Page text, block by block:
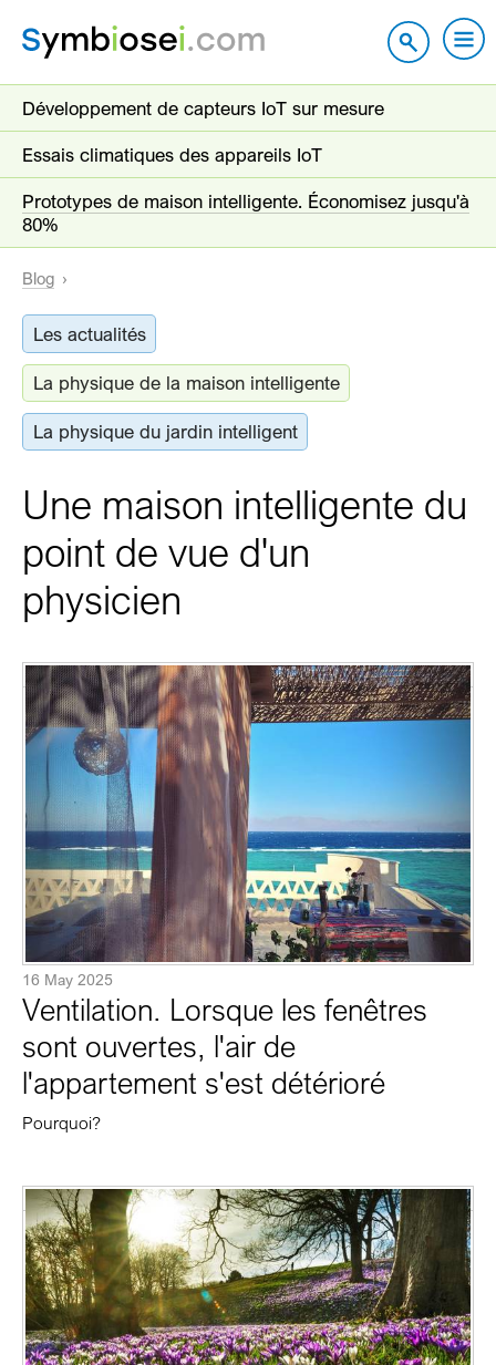
Développement de capteurs IoT sur mesure
Essais climatiques des appareils IoT
Prototypes de maison intelligente. Économisez jusqu'à
80%
Blog
Les actualités
La physique de la maison intelligente
La physique du jardin intelligent
Une maison intelligente du
point de vue d'un
physicien
16 May 2025
Ventilation. Lorsque les fenêtres
sont ouvertes, l'air de
l'appartement s'est détérioré
Pourquoi?